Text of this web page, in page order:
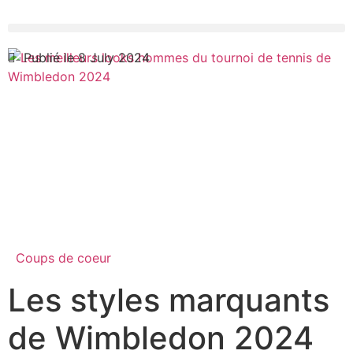
Coups de coeur
Les styles marquants
de Wimbledon 2024
Publié le 8 July 2024